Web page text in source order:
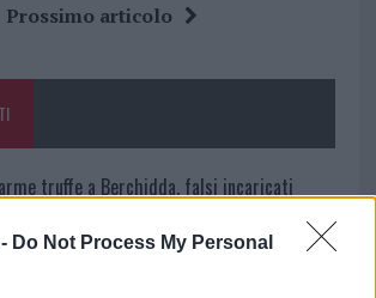
Do Not Process My Personal
res
p
re
Prossimo articolo
truffe a Berchidda, falsi incaricati